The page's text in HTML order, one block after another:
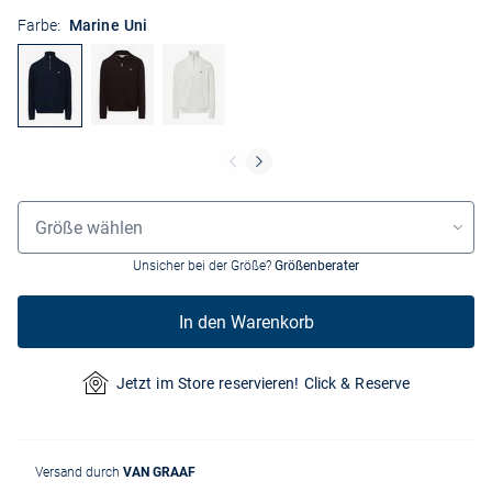
Farbe: Marine Uni
Größenauswahl
Größe wählen
Unsicher bei der Größe? Größenberater
In den Warenkorb
Jetzt im Store reservieren! Click & Reserve
Versand durch VAN GRAAF